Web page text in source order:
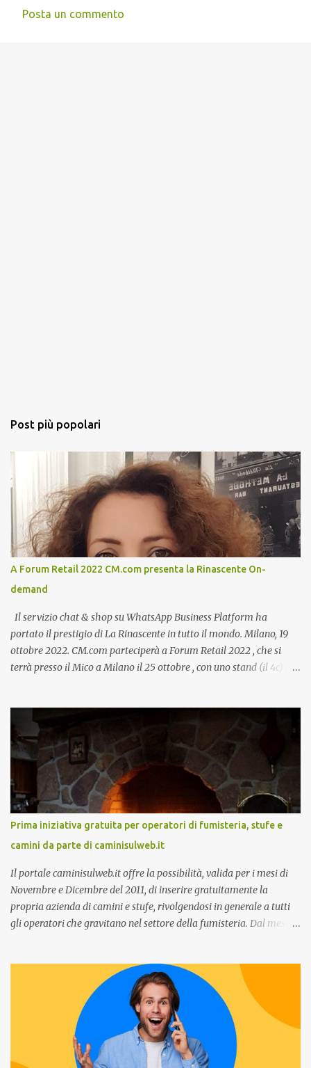
Posta un commento
Post più popolari
A Forum Retail 2022 CM.com presenta la Rinascente On-
demand
Il servizio chat & shop su WhatsApp Business Platform ha
portato il prestigio di La Rinascente in tutto il mondo. Milano, 19
ottobre 2022. CM.com parteciperà a Forum Retail 2022 , che si
terrà presso il Mico a Milano il 25 ottobre , con uno stand (il 4c) e
tramite WhatsApp Business ”. Il primo appuntamento è per le ore
14:30 con Cristina Parigi, Country Manager di CM.com Italia, che
terrà una presentazione dal titolo:” Il presente e futuro del
Customer care omnicanale: come incontrare le aspettative dei
clienti ”. I punti che verranno affrontati sono il Customer care, lo
stato dell’arte e i punti di miglioramento, quali i molteplici canali di
comunicazione e quali utilizzare in ottica di miglioramento, le
previsioni da oggi al 2030 su come rispondere alle aspettative del
c...
Prima iniziativa gratuita per operatori di fumisteria, stufe e
camini da parte di caminisulweb.it
Il portale caminisulweb.it offre la possibilità, valida per i mesi di
Novembre e Dicembre del 2011, di inserire gratuitamente la
propria azienda di camini e stufe, rivolgendosi in generale a tutti
gli operatori che gravitano nel settore della fumisteria. Dal mese di
impianti di riscaldamento, stufe e camini, e fumisteria in generale
offre la registrazione gratuita a vantaggio di tutte le aziende
operanti nel settore. E’ possibile infatti all’interno del sito inserire
gratuitamente i propri dati aziendali, indirizzi, recapiti, recensione
(che verrà corretta, migliorata e modificata all’occorrenza da
redattori specializzati), immagini dei prodotti e fino a un massimo